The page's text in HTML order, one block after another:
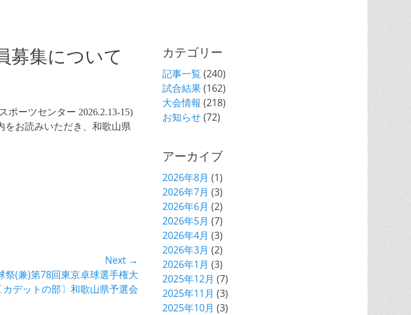
募集について
ーツセンター 2026.2.13-15)
をお読みいただき、和歌山県
Next →
祭(兼)第78回東京卓球選手権大
カデットの部〕和歌山県予選会
カテゴリー
記事一覧 (240)
試合結果(162)
大会情報 (218)
お知らせ(72)
アーカイブ
2026年8月 (1)
2026年7月 (3)
2026年6月 (2)
2026年5月 (7)
2026年4月 (3)
2026年3月 (2)
2026年1月 (3)
2025年12月 (7)
2025年11月 (3)
2025年10月 (3)